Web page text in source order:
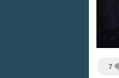
7